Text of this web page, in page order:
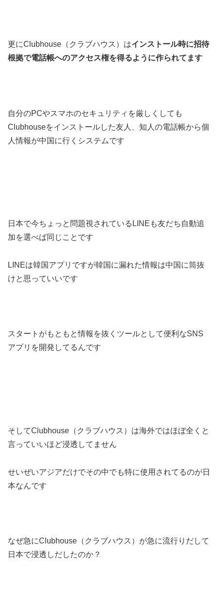
更にClubhouse（クラブハウス）はインストール時に招待
根拠で電話帳へのアクセス権を得るように作られてます
自分のPCやスマホのセキュリティを厳しくしても
Clubhouseをインストールした友人、知人の電話帳から個
人情報が中国に行くシステムです
日本で今ちょっと問題視されているLINEも友だち自動追
加を選べば同じことです
LINEは韓国アプリですが韓国に漏れた情報は中国に筒抜
けと思っていいです
スタートがもともと情報を抜くツールとして便利なSNS
アプリを開発してるんです
そしてClubhouse（クラブハウス）は海外ではほぼ全くと
言っていいほど浸透してません
せいぜいアジアだけでその中でも特に使用されてるのが日
本なんです
なぜ急にClubhouse（クラブハウス）が急に流行りだして
日本で浸透しだしたのか？